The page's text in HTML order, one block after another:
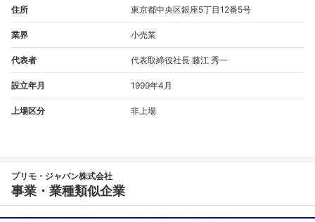
住所 東京都中央区銀座5丁目12番5号
業界 小売業
代表者 代表取締役社長 藤江 秀一
設立年月 1999年4月
上場区分 非上場
プリモ・ジャパン株式会社
事業・業種類似企業